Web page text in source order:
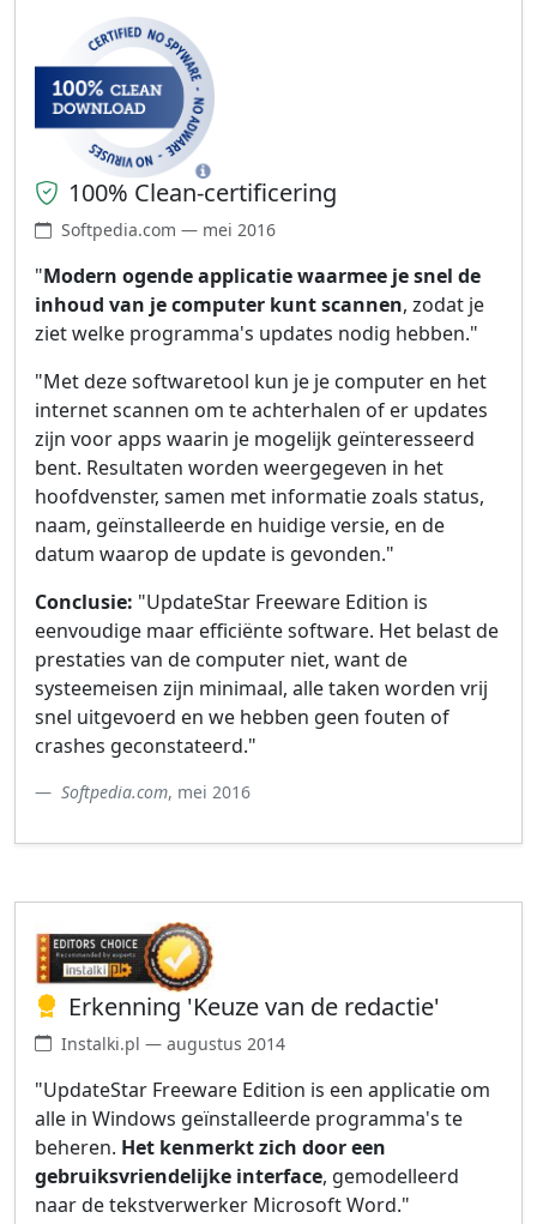
100% Clean-certificering
Softpedia.com — mei 2016
"Modern ogende applicatie waarmee je snel de
inhoud van je computer kunt scannen, zodat je
ziet welke programma's updates nodig hebben."
"Met deze softwaretool kun je je computer en het
internet scannen om te achterhalen of er updates
zijn voor apps waarin je mogelijk geïnteresseerd
bent. Resultaten worden weergegeven in het
hoofdvenster, samen met informatie zoals status,
naam, geïnstalleerde en huidige versie, en de
datum waarop de update is gevonden."
Conclusie: "UpdateStar Freeware Edition is
eenvoudige maar efficiënte software. Het belast de
prestaties van de computer niet, want de
systeemeisen zijn minimaal, alle taken worden vrij
snel uitgevoerd en we hebben geen fouten of
crashes geconstateerd."
Softpedia.com, mei 2016
Erkenning 'Keuze van de redactie'
Instalki.pl — augustus 2014
"UpdateStar Freeware Edition is een applicatie om
alle in Windows geïnstalleerde programma's te
beheren. Het kenmerkt zich door een
gebruiksvriendelijke interface, gemodelleerd
naar de tekstverwerker Microsoft Word."